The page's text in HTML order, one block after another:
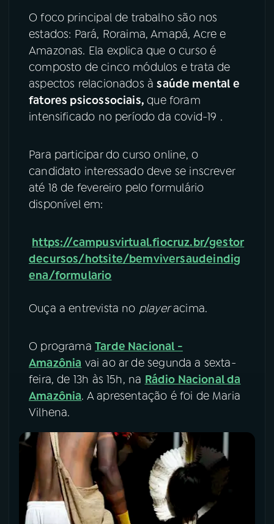
O foco principal de trabalho são nos
estados: Pará, Roraima, Amapá, Acre e
Amazonas. Ela explica que o curso é
composto de cinco módulos e trata de
aspectos relacionados àsaúde mental e
fatores psicossociais,que foram
intensificado no período da covid-19 .
Para participar do curso online, o
candidato interessado deve se inscrever
até 18 de fevereiro pelo formulário
disponível em:
https://campusvirtual.fiocruz.br/gestor
decursos/hotsite/bemviversaudeindig
ena/formulario
Ouça a entrevista no playeracima.
O programa Tarde Nacional -
Amazônia vai ao ar de segunda a sexta-
feira, de 13h às 15h, na Rádio Nacional da
Amazônia. A apresentação é foi de Maria
Vilhena.